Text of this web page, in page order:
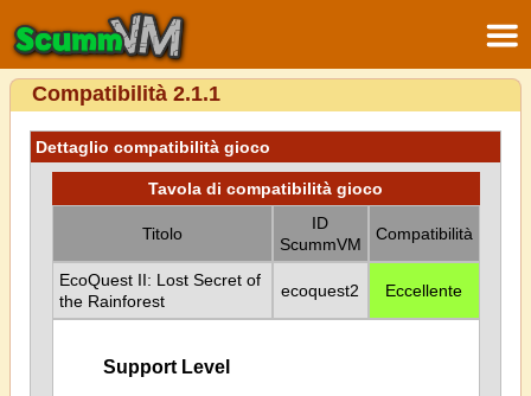
Compatibilità 2.1.1
Dettaglio compatibilità gioco
Tavola di compatibilità gioco
Titolo
ID
ScummVM
Compatibilità
EcoQuest II: Lost Secret of
the Rainforest
ecoquest2 Eccellente
Support Level